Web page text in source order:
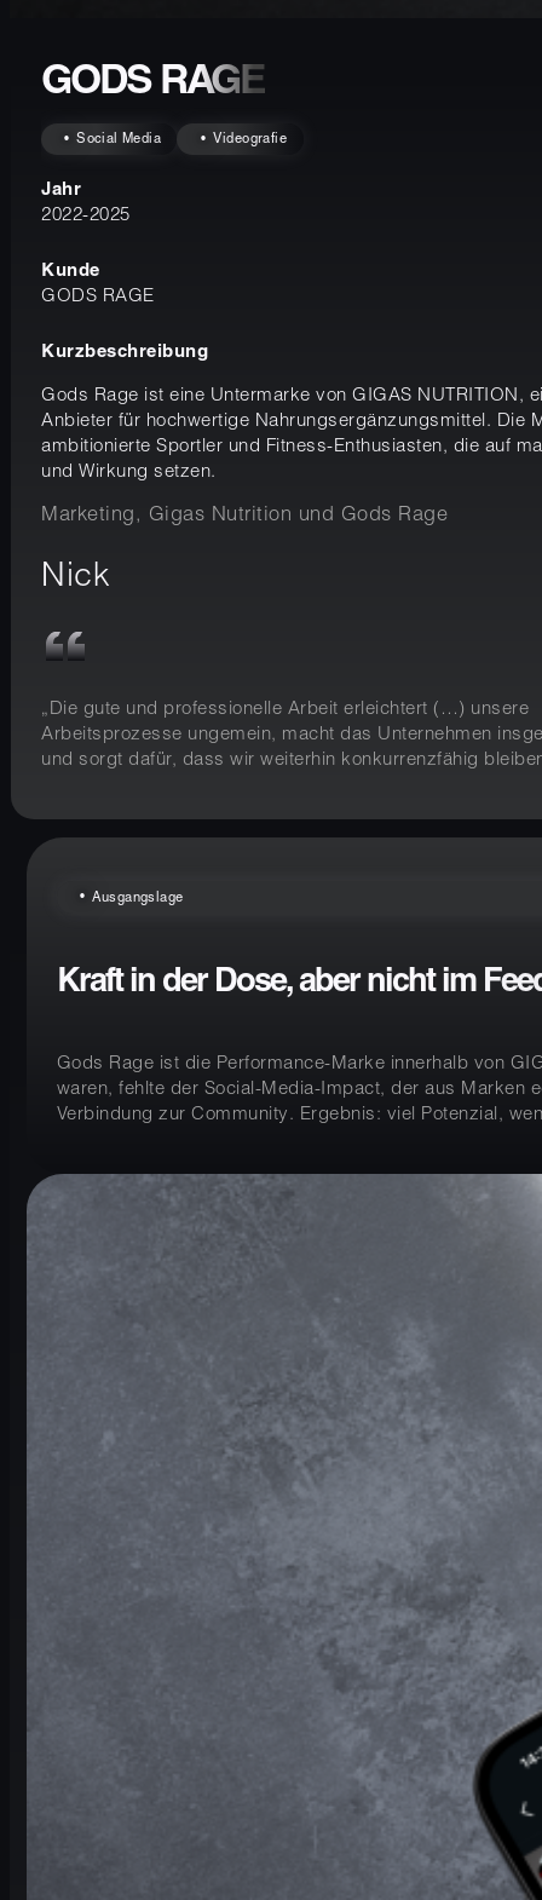
GODS RAGE
Social Media Videografie
Jahr
2022-2025
Kunde
GODS RAGE
Kurzbeschreibung
Gods Rage ist eine Untermarke von GIGAS NUTRITION,
Anbieter für hochwertige Nahrungsergänzungsmittel. Die
ambitionierte Sportler und Fitness-Enthusiasten, die auf
und Wirkung setzen.
Marketing, Gigas Nutrition und Gods Rage
Nick
„Die gute und professionelle Arbeit erleichtert (…) unsere
Arbeitsprozesse ungemein, macht das Unternehmen
und sorgt dafür, dass wir weiterhin konkurrenzfähig
Kraft in der Dose, aber nicht im
Ausgangslage
Gods Rage ist die Performance-Marke innerhalb von
waren, fehlte der Social-Media-Impact, der aus Marken
Verbindung zur Community. Ergebnis: viel Potenzial,